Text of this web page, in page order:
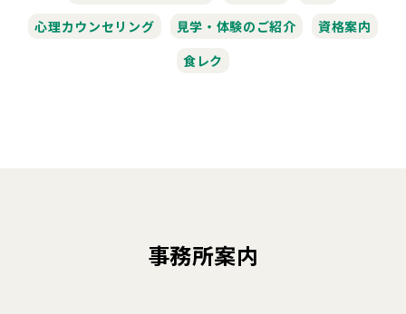
心理カウンセリング
見学・体験のご紹介
資格案内
食レク
事務所案内